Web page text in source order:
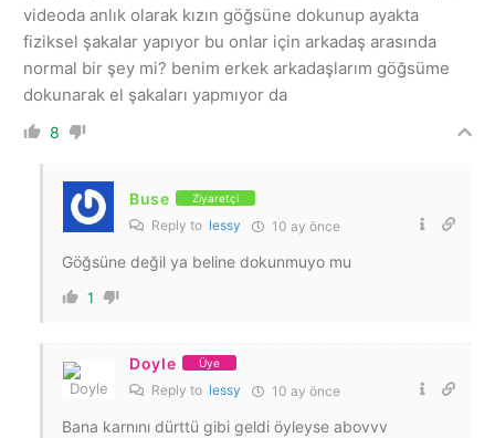
videoda anlık olarak kızın göğsüne dokunup ayakta
fiziksel şakalar yapıyor bu onlar için arkadaş arasında
normal bir şey mi? benim erkek arkadaşlarım göğsüme
dokunarak el şakaları yapmıyor da
8
Buse Ziyaretçi
Reply to lessy 10 ay önce
Göğsüne değil ya beline dokunmuyo mu
1
Doyle Üye
Reply to lessy 10 ay önce
Bana karnını dürttü gibi geldi öyleyse abovvv